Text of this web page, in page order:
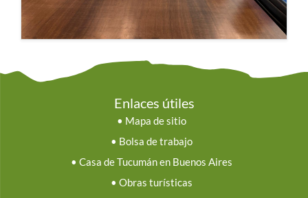
Enlaces útiles
• Mapa de sitio
• Bolsa de trabajo
• Casa de Tucumán en Buenos Aires
• Obras turísticas